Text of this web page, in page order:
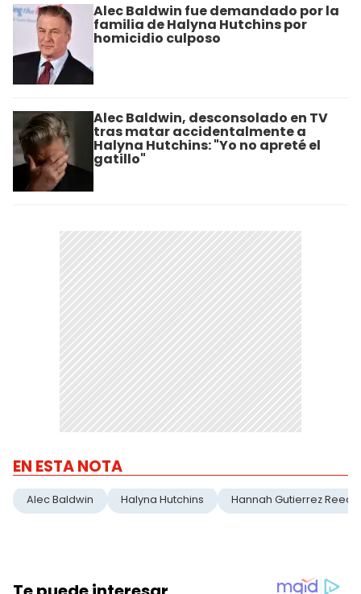
Alec Baldwin fue demandado por la
familia de Halyna Hutchins por
homicidio culposo
Alec Baldwin, desconsolado en TV
tras matar accidentalmente a
Halyna Hutchins: "Yo no apreté el
gatillo"
EN ESTA NOTA
Alec Baldwin Halyna Hutchins Hannah Gutierrez Reed